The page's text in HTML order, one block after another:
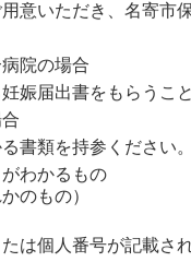
意いただき、名寄市
院の場合
娠届出書をもらうこ
書類を持参ください。
わかるもの
のもの）
は個人番号が記載さ